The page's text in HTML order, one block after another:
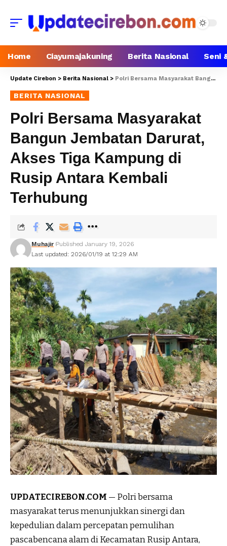
Home Ciayumajakuning Berita Nasional Seni
Update Cirebon > Berita Nasional > Polri Bersama Masyarakat Bangun Jembatan Darurat, Akses Tiga Kampung di Rusip Antara Kembali Terhubung
BERITA NASIONAL
Polri Bersama Masyarakat
Bangun Jembatan Darurat,
Akses Tiga Kampung di
Rusip Antara Kembali
Terhubung
Last updated: 2026/01/19 at 12:29 AM
Muhajir Published January 19, 2026
UPDATECIREBON.COM — Polri bersama
masyarakat terus menunjukkan sinergi dan
kepedulian dalam percepatan pemulihan
pascabencana alam di Kecamatan Rusip Antara,